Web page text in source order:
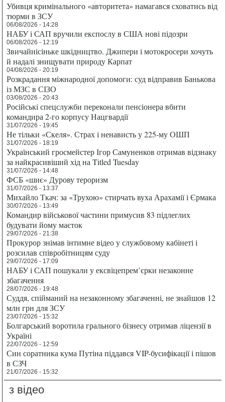
Убивця кримінального «авторитета» намагався сховатись від
тюрми в ЗСУ
06/08/2026 - 14:28
НАБУ і САП вручили експослу в США нові підозри
06/08/2026 - 12:19
Звичайнісіньке шкідництво. Джипери і мотокросери хочуть
й надалі знищувати природу Карпат
04/08/2026 - 20:19
Розкрадання міжнародної допомоги: суд відправив Банькова
із МЗС в СІЗО
03/08/2026 - 20:43
Російські спецслужби переконали пенсіонера вбити
командира 2-го корпусу Нацгвардії
31/07/2026 - 19:45
Не тільки «Скеля». Страх і ненависть у 225-му ОШП
31/07/2026 - 18:19
Український гросмейстер Ігор Самуненков отримав відзнаку
за найкрасивіший хід на Titled Tuesday
31/07/2026 - 14:48
ФСБ «шиє» Дурову тероризм
31/07/2026 - 13:37
Михайло Ткач: за «Трухою» стирчать вуха Арахамії і Єрмака
30/07/2026 - 13:49
Командир військової частини примусив 83 підлеглих
будувати йому маєток
29/07/2026 - 21:38
Прокурор знімав інтимне відео у службовому кабінеті і
розсилав співробітницям суду
29/07/2026 - 17:09
НАБУ і САП пошукали у ексвіцепрем’єрки незаконне
збагачення
28/07/2026 - 19:48
Суддя, спійманий на незаконному збагаченні, не знайшов 12
млн грн для ЗСУ
23/07/2026 - 15:32
Болгарський воротила грального бізнесу отримав ліцензії в
Україні
22/07/2026 - 12:59
Син соратника кума Путіна піддався VIP-бусифікації і пішов
в СЗЧ
21/07/2026 - 15:32
з відео